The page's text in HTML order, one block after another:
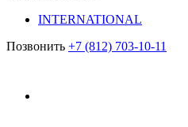
INTERNATIONAL
Позвонить +7 (812) 703-10-11